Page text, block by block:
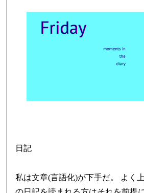
日記
私は文章(言語化)が下手だ。 よく